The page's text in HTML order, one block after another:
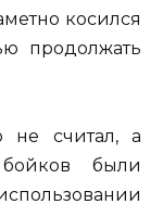
косился
продолжать
не считал, а
были